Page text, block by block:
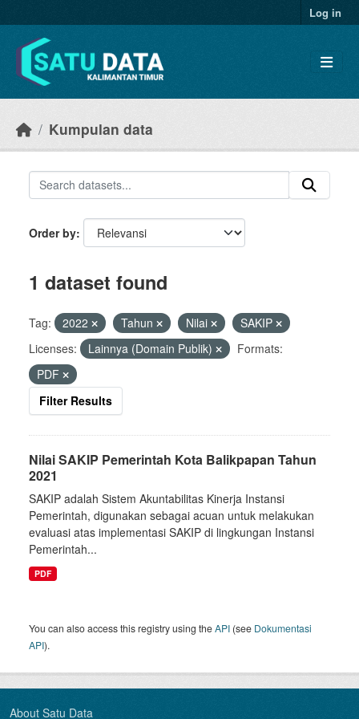
Log in
Kumpulan data
Order by
1 dataset found
Tag: 2022 Tahun Nilai
SAKIP
Licenses:
Lainnya (Domain Publik)
Formats:
PDF
Filter Results
Nilai SAKIP Pemerintah Kota Balikpapan Tahun
2021
SAKIP adalah Sistem Akuntabilitas Kinerja Instansi
Pemerintah, digunakan sebagai acuan untuk melakukan
evaluasi atas implementasi SAKIP di lingkungan Instansi
Pemerintah...
PDF
You can also access this registry using theAPI (see Dokumentasi
API).
About Satu Data